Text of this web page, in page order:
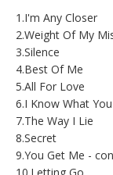
1.I'm Any Closer
2.Weight Of My
3.Silence
4.Best Of Me
5.All For Love
6.I Know What
7.The Way I Lie
8.Secret
9.You Get Me -